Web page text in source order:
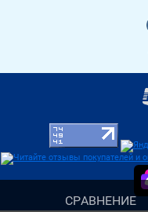
СРАВНЕНИЕ